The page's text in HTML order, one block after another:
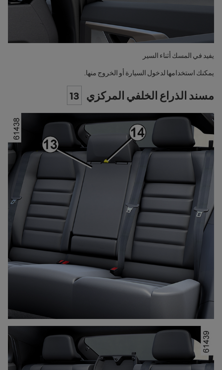
يفيد في المسك أثناء السير
يمكنك استخدامها لدخول السيارة أو الخروج منها.
مسند الذراع الخلفي المركزي 13